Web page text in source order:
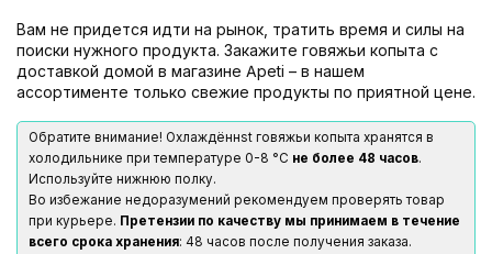
Вам не придется идти на рынок, тратить время и силы на
поиски нужного продукта. Закажите говяжьи копыта с
доставкой домой в магазине Apeti – в нашем
ассортименте только свежие продукты по приятной цене.
Обратите внимание! Охлаждённst говяжьи копыта хранятся в
холодильнике при температуре 0-8 °С не более 48 часов.
Используйте нижнюю полку.
Во избежание недоразумений рекомендуем проверять товар
при курьере. Претензии по качеству мы принимаем в течение
всего срока хранения: 48 часов после получения заказа.